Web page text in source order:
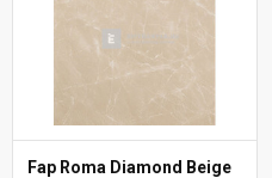
Fap Roma Diamond Beige